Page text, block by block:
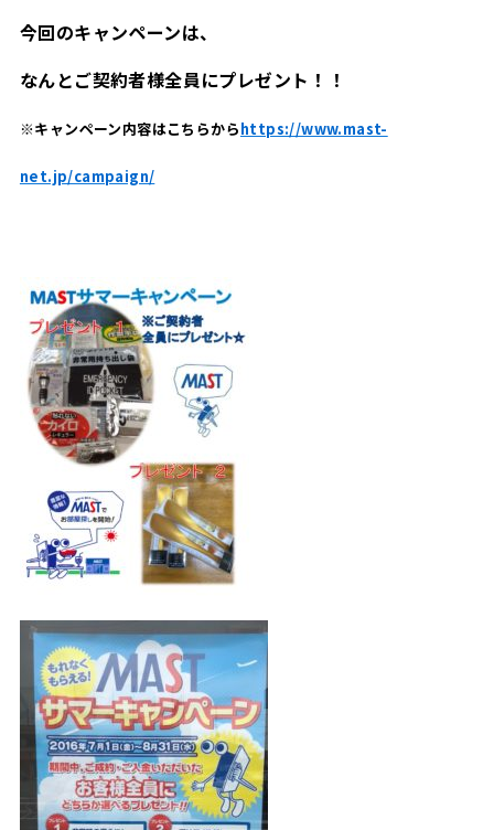
今回のキャンペーンは、
なんとご契約者様全員にプレゼント！！
※キャンペーン内容はこちらからhttps://www.mast-
net.jp/campaign/